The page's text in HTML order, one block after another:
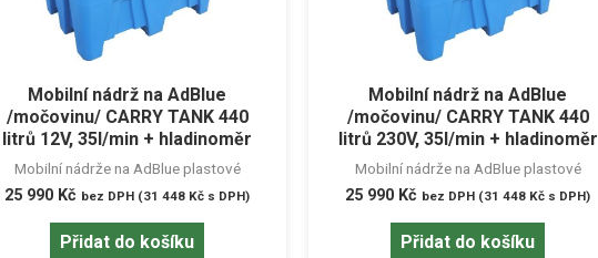
Mobilní nádrž na AdBlue
/močovinu/ CARRY TANK 440
litrů 12V, 35l/min + hladinoměr
Mobilní nádrže na AdBlue plastové
25 990 Kč bez DPH (31 448 Kč s DPH)
Přidat do košíku
Mobilní nádrž na AdBlue
/močovinu/ CARRY TANK 440
litrů 230V, 35l/min + hladinoměr
Mobilní nádrže na AdBlue plastové
25 990 Kč bez DPH (31 448 Kč s DPH)
Přidat do košíku